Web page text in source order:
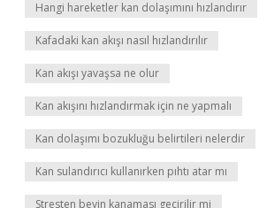
Hangi hareketler kan dolaşımını hızlandırır
Kafadaki kan akışı nasıl hızlandırılır
Kan akışı yavaşsa ne olur
Kan akışını hızlandırmak için ne yapmalı
Kan dolaşımı bozukluğu belirtileri nelerdir
Kan sulandırıcı kullanırken pıhtı atar mı
Stresten beyin kanaması geçirilir mi